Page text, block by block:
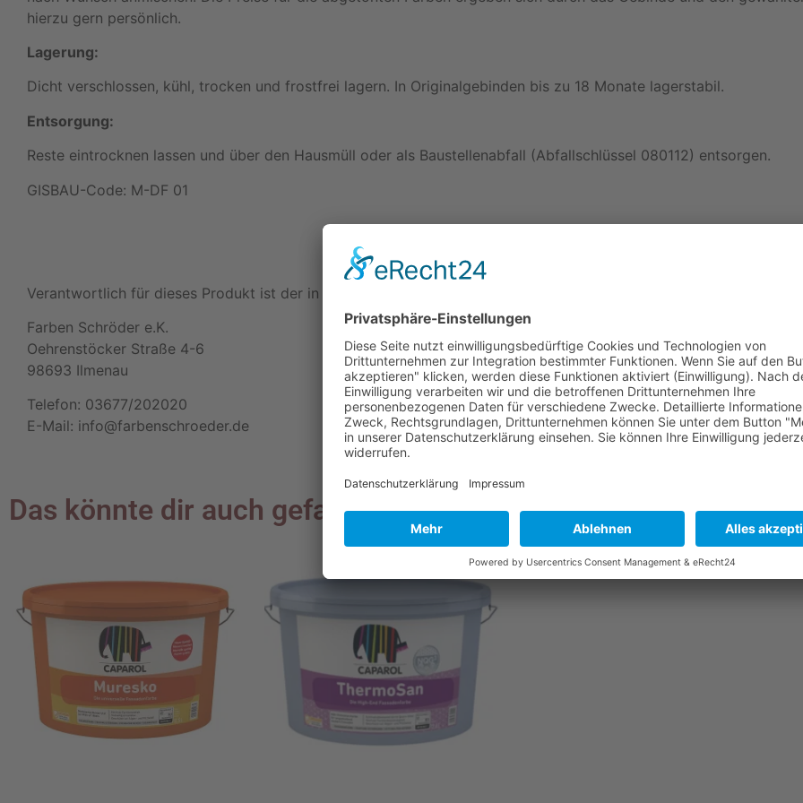
hierzu gern persönlich.
Lagerung:
Dicht verschlossen, kühl, trocken und frostfrei lagern. In Originalgebinden bis zu 18 Monate lagerstabil.
Entsorgung:
Reste eintrocknen lassen und über den Hausmüll oder als Baustellenabfall (Abfallschlüssel 080112) entsorgen.
GISBAU-Code: M-DF 01
Verantwortlich für dieses Produkt ist der in der EU ansässige Wirtschaftsakteur:
Farben Schröder e.K.
Oehrenstöcker Straße 4-6
98693 Ilmenau
Telefon: 03677/202020
E-Mail: info@farbenschroeder.de
Das könnte dir auch gefallen …